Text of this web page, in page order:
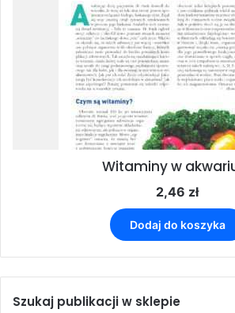
Witaminy w
2,46 zł
Dodaj do koszyka
Szukaj publikacji w sklepie